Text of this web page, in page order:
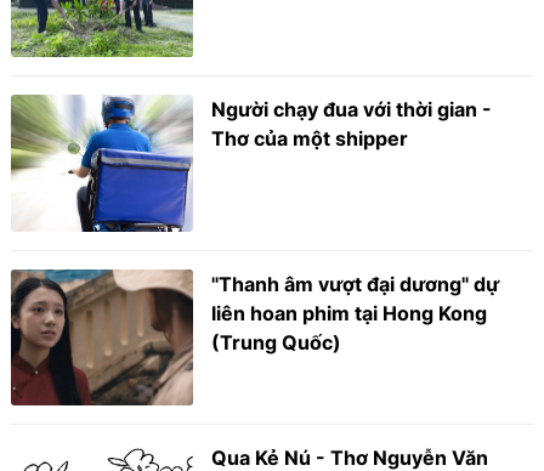
Người chạy đua với thời gian -
Thơ của một shipper
"Thanh âm vượt đại dương" dự
liên hoan phim tại Hong Kong
(Trung Quốc)
Qua Kẻ Nú - Thơ Nguyễn Văn